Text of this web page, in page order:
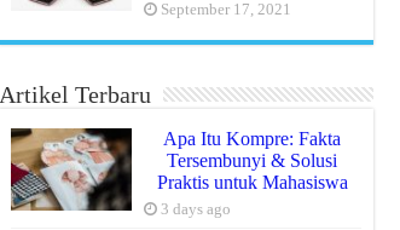
September 17, 2021
Artikel Terbaru
Apa Itu Kompre: Fakta
Tersembunyi & Solusi
Praktis untuk Mahasiswa
3 days ago